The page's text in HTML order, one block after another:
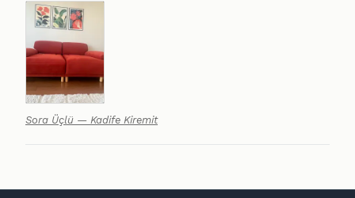
Sora Üçlü — Kadife Kiremit